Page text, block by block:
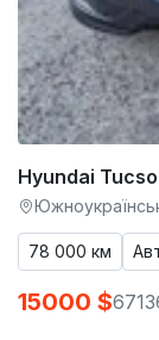
Hyundai
78 000 км
15000 $